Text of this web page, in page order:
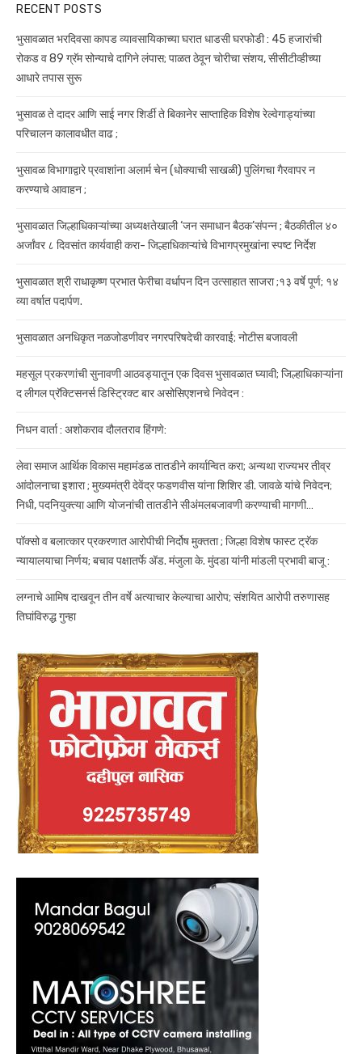
RECENT POSTS
भुसावळात भरदिवसा कापड व्यावसायिकाच्या घरात धाडसी घरफोडी : 45 हजारांची
रोकड व 89 ग्रॅम सोन्याचे दागिने लंपास; पाळत ठेवून चोरीचा संशय, सीसीटीव्हीच्या
आधारे तपास सुरू
भुसावळ ते दादर आणि साई नगर शिर्डी ते बिकानेर साप्ताहिक विशेष रेल्वेगाड्यांच्या
परिचालन कालावधीत वाढ ;
भुसावळ विभागाद्वारे प्रवाशांना अलार्म चेन (धोक्याची साखळी) पुलिंगचा गैरवापर न
करण्याचे आवाहन ;
भुसावळात जिल्हाधिकाऱ्यांच्या अध्यक्षतेखाली ‘जन समाधान बैठक’संपन्न ; बैठकीतील ४०
अर्जांवर ८ दिवसांत कार्यवाही करा- जिल्हाधिकाऱ्यांचे विभागप्रमुखांना स्पष्ट निर्देश
भुसावळात श्री राधाकृष्ण प्रभात फेरीचा वर्धापन दिन उत्साहात साजरा ;१३ वर्षे पूर्ण; १४
व्या वर्षात पदार्पण.
भुसावळात अनधिकृत नळजोडणीवर नगरपरिषदेची कारवाई; नोटीस बजावली
महसूल प्रकरणांची सुनावणी आठवड्यातून एक दिवस भुसावळात घ्यावी; जिल्हाधिकाऱ्यांना
द लीगल प्रॅक्टिसनर्स डिस्ट्रिक्ट बार असोसिएशनचे निवेदन :
निधन वार्ता : अशोकराव दौलतराव हिंगणे:
लेवा समाज आर्थिक विकास महामंडळ तातडीने कार्यान्वित करा; अन्यथा राज्यभर तीव्र
आंदोलनाचा इशारा ; मुख्यमंत्री देवेंद्र फडणवीस यांना शिशिर डी. जावळे यांचे निवेदन;
निधी, पदनियुक्त्या आणि योजनांची तातडीने सीअंमलबजावणी करण्याची मागणी…
पॉक्सो व बलात्कार प्रकरणात आरोपीची निर्दोष मुक्तता ; जिल्हा विशेष फास्ट ट्रॅक
न्यायालयाचा निर्णय; बचाव पक्षातर्फे ॲड. मंजुला के. मुंदडा यांनी मांडली प्रभावी बाजू :
लग्नाचे आमिष दाखवून तीन वर्षे अत्याचार केल्याचा आरोप; संशयित आरोपी तरुणासह
तिघांविरुद्ध गुन्हा